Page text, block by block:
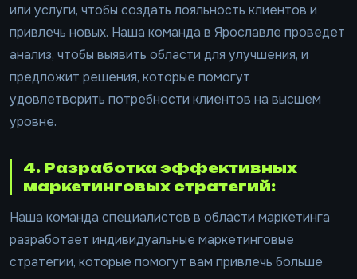
или услуги, чтобы создать лояльность клиентов и
привлечь новых. Наша команда в Ярославле проведет
анализ, чтобы выявить области для улучшения, и
предложит решения, которые помогут
удовлетворить потребности клиентов на высшем
уровне.
4. Разработка эффективных
маркетинговых стратегий:
Наша команда специалистов в области маркетинга
разработает индивидуальные маркетинговые
стратегии, которые помогут вам привлечь больше